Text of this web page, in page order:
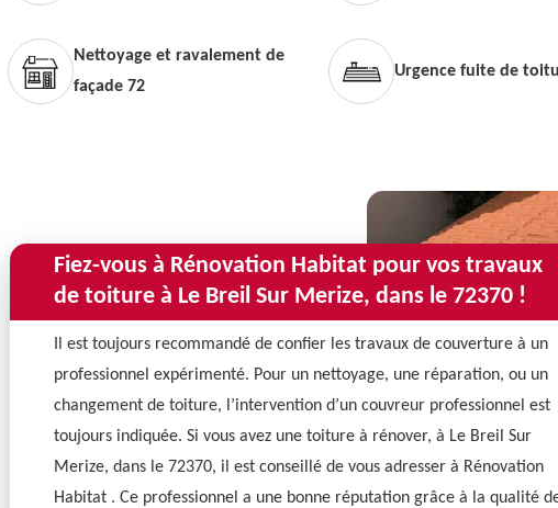
Nettoyage et ravalement de
façade 72
Urgence fuite de
Fiez-vous à Rénovation Habitat pour vos travaux
de toiture à Le Breil Sur Merize, dans le 72370 !
Il est toujours recommandé de confier les travaux de couverture à un
professionnel expérimenté. Pour un nettoyage, une réparation, ou un
changement de toiture, l’intervention d’un couvreur professionnel est
toujours indiquée. Si vous avez une toiture à rénover, à Le Breil Sur
Merize, dans le 72370, il est conseillé de vous adresser à Rénovation
Habitat . Ce professionnel a une bonne réputation grâce à la qualité